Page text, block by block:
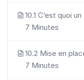
10.1 C’est quoi un
7 Minutes
10.2 Mise en
7 Minutes